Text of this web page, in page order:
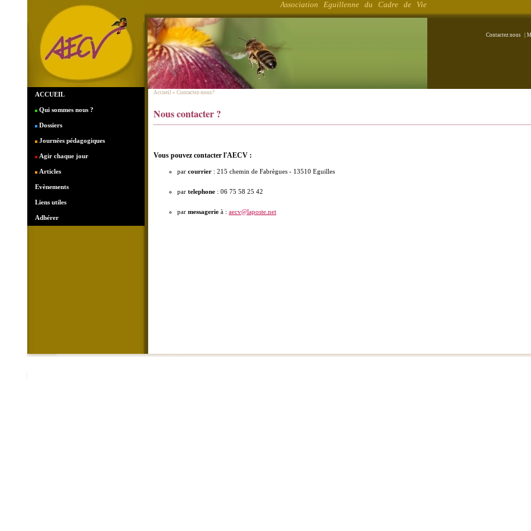
ACCUEIL
Qui sommes nous ?
Dossiers
Journées pédagogiques
Agir chaque jour
Articles
Evènements
Liens utiles
Adhérer
Association Eguillenne du Cadre de Vie
Contactez nous
Accueil » Contactez-nous?
Nous contacter ?
Vous pouvez contacter l'AECV :
par courrier : 215 chemin de Fabrègues - 13510 Eguilles
par telephone : 06 75 58 25 42
par messagerie à : aecv@laposte.net